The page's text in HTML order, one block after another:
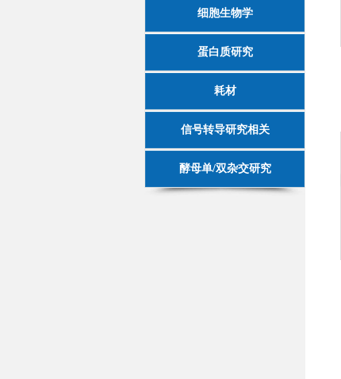
细胞生物学
蛋白质研究
耗材
信号转导研究相关
酵母单/双杂交研究